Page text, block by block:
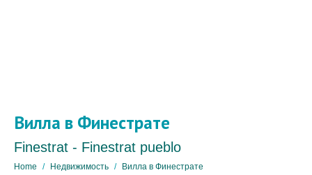
Вилла в Финестрате
Finestrat - Finestrat pueblo
Home Недвижимость Вилла в Финестрате